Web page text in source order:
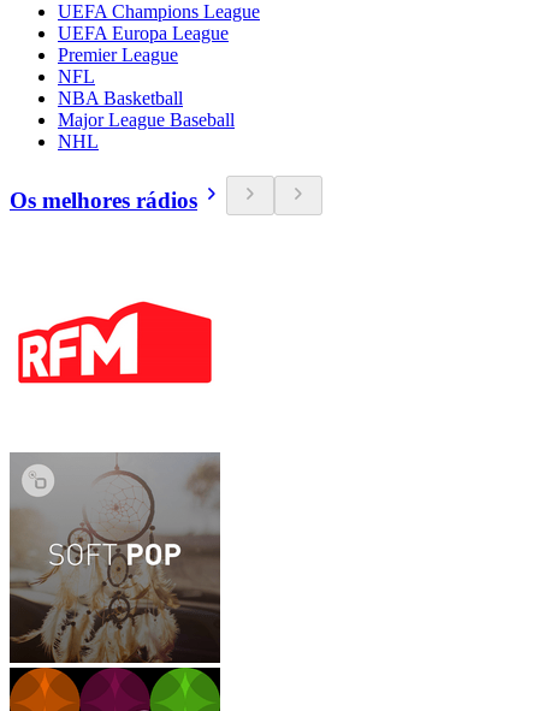
UEFA Champions League
UEFA Europa League
Premier League
NFL
NBA Basketball
Major League Baseball
NHL
Os melhores rádios